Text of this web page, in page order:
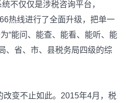
仅仅是涉税咨询平台，
热线进行了全面升级，把单一
“能问、能查、能看、能听、能
、省、市、县税务局四级的综
变不止如此。2015年4月，税